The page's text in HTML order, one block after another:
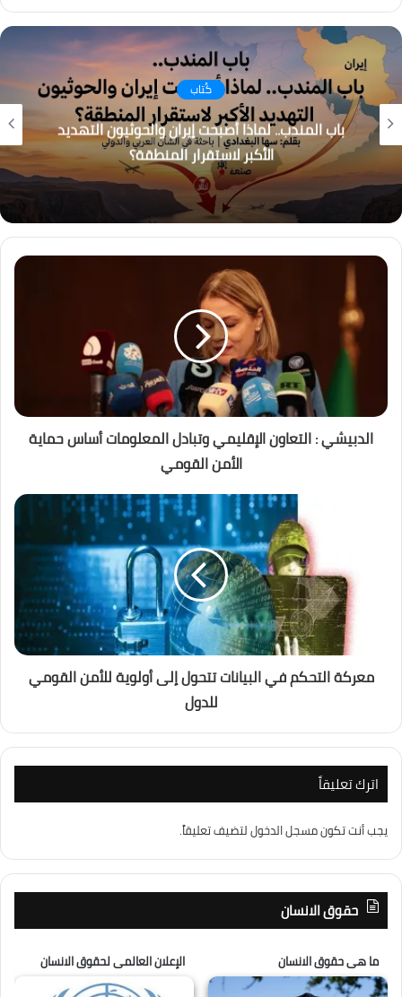
كُتاب
باب المندب.. لماذا أصبحت إيران والحوثيون التهديد
الأكبر لاستقرار المنطقة؟
الدبيشي : التعاون الإقليمي وتبادل المعلومات أساس حماية
الأمن القومي
معركة التحكم في البيانات تتحول إلى أولوية للأمن القومي
للدول
اترك تعليقاً
يجب أنت تكونمسجل الدخوللتضيف تعليقاً.
حقوق الانسان
ما هى حقوق الانسان الإعلان العالمى لحقوق الانسان